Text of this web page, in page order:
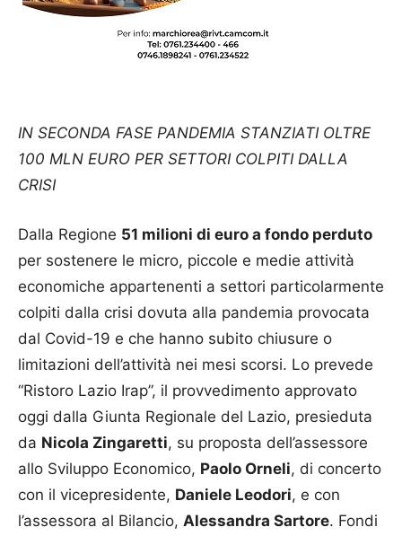
IN SECONDA FASE PANDEMIA STANZIATI OLTRE
100 MLN EURO PER SETTORI COLPITI DALLA
CRISI
Dalla Regione 51 milioni di euro a fondo perduto
per sostenere le micro, piccole e medie attività
economiche appartenenti a settori particolarmente
colpiti dalla crisi dovuta alla pandemia provocata
dal Covid-19 e che hanno subito chiusure o
limitazioni dell’attività nei mesi scorsi. Lo prevede
“Ristoro Lazio Irap”, il provvedimento approvato
oggi dalla Giunta Regionale del Lazio, presieduta
da Nicola Zingaretti, su proposta dell’assessore
allo Sviluppo Economico, Paolo Orneli, di concerto
con il vicepresidente, Daniele Leodori, e con
l’assessora al Bilancio, Alessandra Sartore. Fondi